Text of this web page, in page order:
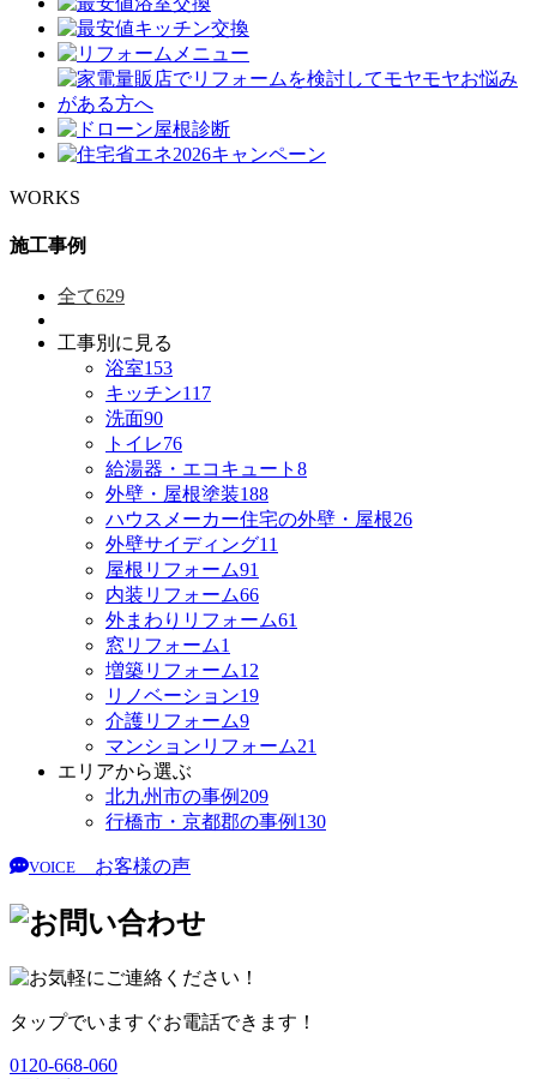
WORKS
施工事例
全て629
工事別に見る
浴室153
キッチン117
洗面90
トイレ76
給湯器・エコキュート 8
外壁・屋根塗装188
ハウスメーカー住宅の外壁・屋根26
外壁サイディング11
屋根リフォーム91
内装リフォーム66
外まわりリフォーム61
窓リフォーム1
増築リフォーム12
リノベーション19
介護リフォーム9
マンションリフォーム21
エリアから選ぶ
北九州市の事例 209
行橋市・京都郡の事例 130
VOICE お客様の声
タップでいますぐお電話できます！
0120-668-060